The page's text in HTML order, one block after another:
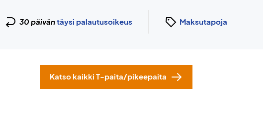
30 päiväntäysi palautusoikeus Maksutapoja
Katso kaikki T-paita/pikeepaita